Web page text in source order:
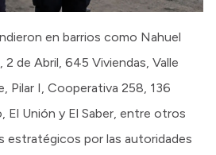
en barrios como Nahuel
2 de Abril, 645 Viviendas, Valle
Pilar I, Cooperativa 258, 136
El Unión y El Saber, entre otros
estratégicos por las autoridades